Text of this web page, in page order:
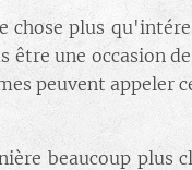
chose plus
être une occasion
peuvent appeler
beaucoup plus